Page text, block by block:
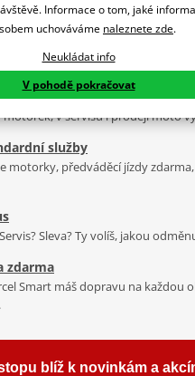
nebude
1964 ve Španělsku. Vyrábí
na ploše 8 000 m² v
odlitkovou a kovových
závodů motocyklů po
doplňky a příslušenství
dalšího.
produktyznačky PUIG
showroom
v Praze a Liberci
30 let zkušeností
motorek, v servisu i prodeji moto
služby
motorky, předváděcí jízdy
Sleva? Ty volíš, jakou
zdarma
Smart máš dopravu na každou
blíž k novinkám a
Informace o tom, jaké
uchováváme naleznete zde.
Neukládat info
V pohodě pokračovat